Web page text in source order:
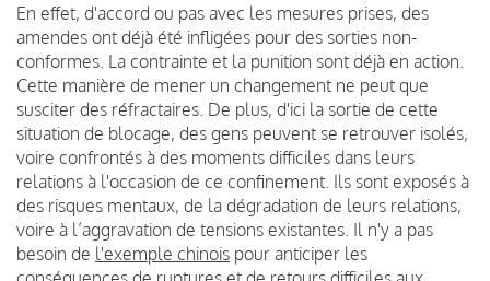
En effet, d'accord ou pas avec les mesures prises, des
amendes ont déjà été infligées pour des sorties non-
conformes. La contrainte et la punition sont déjà en action.
Cette manière de mener un changement ne peut que
susciter des réfractaires. De plus, d'ici la sortie de cette
situation de blocage, des gens peuvent se retrouver isolés,
voire confrontés à des moments difficiles dans leurs
relations à l'occasion de ce confinement. Ils sont exposés à
des risques mentaux, de la dégradation de leurs relations,
voire à l’aggravation de tensions existantes. Il n'y a pas
besoin de l'exemple chinois pour anticiper les